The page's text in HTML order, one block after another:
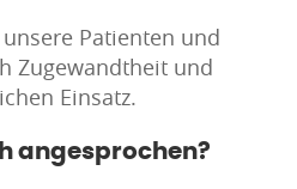
Patienten und
Zugewandtheit und
Einsatz.
angesprochen?